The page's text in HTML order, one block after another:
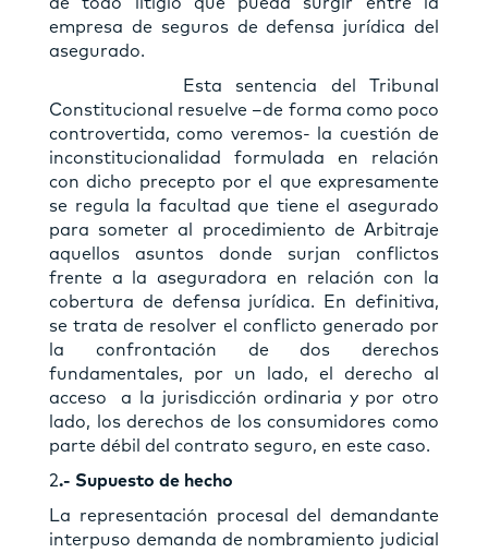
empresa de seguros de defensa jurídica del
asegurado.
Esta sentencia del Tribunal
Constitucional resuelve –de forma como poco
controvertida, como veremos- la cuestión de
inconstitucionalidad formulada en relación
con dicho precepto por el que expresamente
se regula la facultad que tiene el asegurado
para someter al procedimiento de Arbitraje
aquellos asuntos donde surjan conflictos
frente a la aseguradora en relación con la
cobertura de defensa jurídica. En definitiva,
se trata de resolver el conflicto generado por
la confrontación de dos derechos
fundamentales, por un lado, el derecho al
acceso a la jurisdicción ordinaria y por otro
lado, los derechos de los consumidores como
parte débil del contrato seguro, en este caso.
2.- Supuesto de hecho
La representación procesal del demandante
interpuso demanda de nombramiento judicial